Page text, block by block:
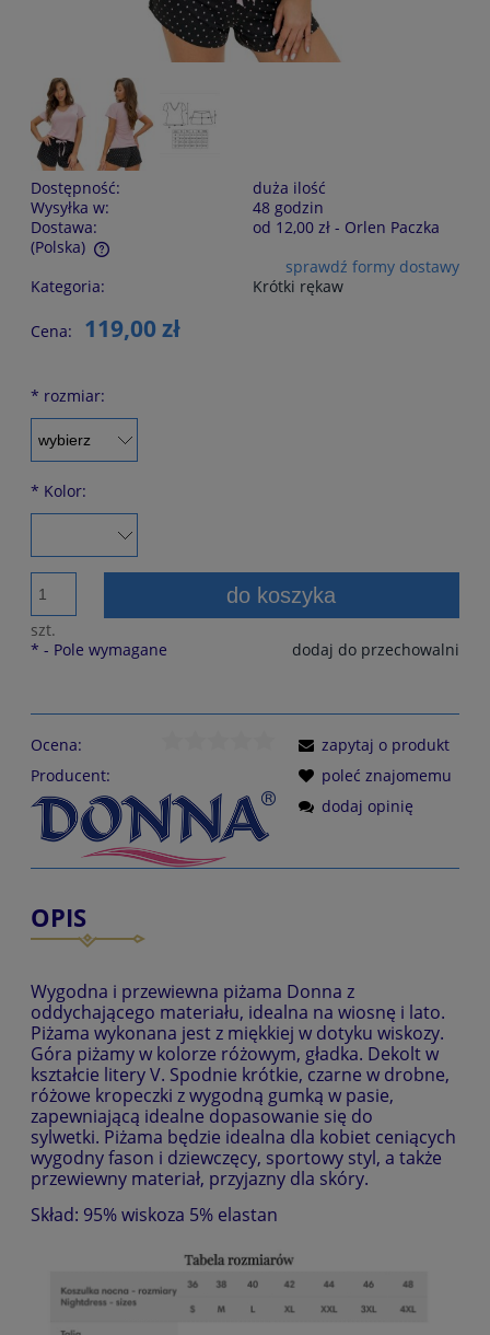
Dostępność:
duża ilość
Wysyłka w:
48 godzin
Dostawa:
od 12,00 zł - Orlen Paczka
(Polska)
Cena nie zawiera ewentualnych kosztów płatności
sprawdź formy dostawy
Kategoria:
Krótki rękaw
Cena: 119,00 zł
* rozmiar:
* Kolor:
szt.
do koszyka
dodaj do przechowalni
* - Pole wymagane
Ocena:
Producent:
zapytaj o produkt
poleć znajomemu
dodaj opinię
OPIS
Wygodna i przewiewna piżama Donna z
oddychającego materiału, idealna na wiosnę i lato.
Piżama wykonana jest z miękkiej w dotyku wiskozy.
Góra piżamy w kolorze różowym, gładka. Dekolt w
kształcie litery V. Spodnie krótkie, czarne w drobne,
różowe kropeczki z wygodną gumką w pasie,
zapewniającą idealne dopasowanie się do
sylwetki. Piżama będzie idealna dla kobiet ceniących
wygodny fason i dziewczęcy, sportowy styl, a także
przewiewny materiał, przyjazny dla skóry.
Skład: 95% wiskoza 5% elastan